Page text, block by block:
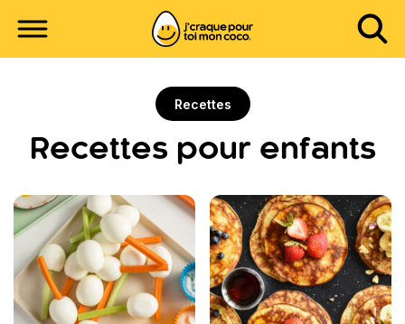
Recettes
Recettes pour enfants